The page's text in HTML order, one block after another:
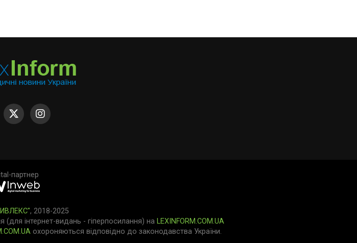
партнер
, 2018-2025
(для інтернет-видань - гіперпосилання) на LEXINFORM.COM.UA
охороняються відповідно до законодавства України.